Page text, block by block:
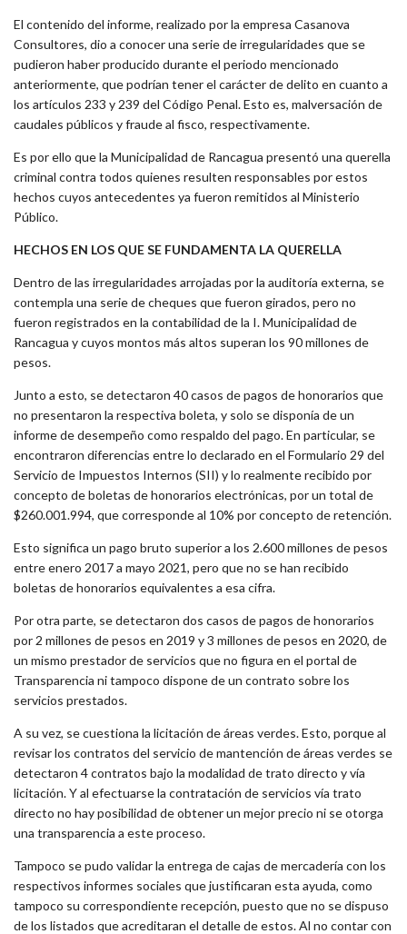
El contenido del informe, realizado por la empresa Casanova
Consultores, dio a conocer una serie de irregularidades que se
pudieron haber producido durante el periodo mencionado
anteriormente, que podrían tener el carácter de delito en cuanto a
los artículos 233 y 239 del Código Penal. Esto es, malversación de
caudales públicos y fraude al fisco, respectivamente.
Es por ello que la Municipalidad de Rancagua presentó una querella
criminal contra todos quienes resulten responsables por estos
hechos cuyos antecedentes ya fueron remitidos al Ministerio
Público.
HECHOS EN LOS QUE SE FUNDAMENTA LA QUERELLA
Dentro de las irregularidades arrojadas por la auditoría externa, se
contempla una serie de cheques que fueron girados, pero no
fueron registrados en la contabilidad de la I. Municipalidad de
Rancagua y cuyos montos más altos superan los 90 millones de
pesos.
Junto a esto, se detectaron 40 casos de pagos de honorarios que
no presentaron la respectiva boleta, y solo se disponía de un
informe de desempeño como respaldo del pago. En particular, se
encontraron diferencias entre lo declarado en el Formulario 29 del
Servicio de Impuestos Internos (SII) y lo realmente recibido por
concepto de boletas de honorarios electrónicas, por un total de
$260.001.994, que corresponde al 10% por concepto de retención.
Esto significa un pago bruto superior a los 2.600 millones de pesos
entre enero 2017 a mayo 2021, pero que no se han recibido
boletas de honorarios equivalentes a esa cifra.
Por otra parte, se detectaron dos casos de pagos de honorarios
por 2 millones de pesos en 2019 y 3 millones de pesos en 2020, de
un mismo prestador de servicios que no figura en el portal de
Transparencia ni tampoco dispone de un contrato sobre los
servicios prestados.
A su vez, se cuestiona la licitación de áreas verdes. Esto, porque al
revisar los contratos del servicio de mantención de áreas verdes se
detectaron 4 contratos bajo la modalidad de trato directo y vía
licitación. Y al efectuarse la contratación de servicios vía trato
directo no hay posibilidad de obtener un mejor precio ni se otorga
una transparencia a este proceso.
Tampoco se pudo validar la entrega de cajas de mercadería con los
respectivos informes sociales que justificaran esta ayuda, como
tampoco su correspondiente recepción, puesto que no se dispuso
de los listados que acreditaran el detalle de estos. Al no contar con